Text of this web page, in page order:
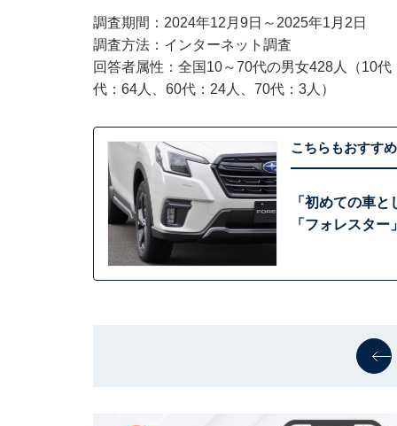
調査期間：2024年12月9日～2025年1月2日
調査方法：インターネット調査
回答者属性：全国10～70代の男女428人（10
代：64人、60代：24人、70代：3人）
こちらもおすすめ
「初めての車
「フォレスタ